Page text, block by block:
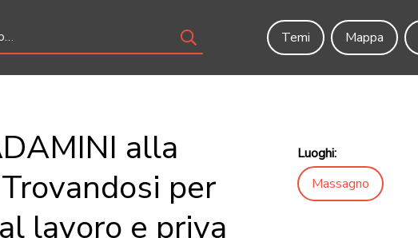
Temi
Mappa
alla
per
lavoro e priva
Luoghi:
Massagno